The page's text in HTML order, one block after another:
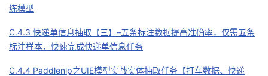
练模型
C.4.3 快递单信息抽取【三】–五条标注数据提高准确率，仅需五条
标注样本，快速完成快递单信息任务
C.4.4 Paddlenlp之UIE模型实战实体抽取任务【打车数据、快递